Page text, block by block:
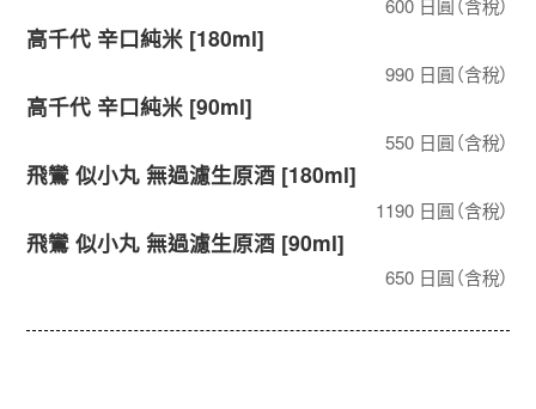
600 日圓（含稅）
高千代 辛口純米 [180ml]
990 日圓（含稅）
高千代 辛口純米 [90ml]
550 日圓（含稅）
飛鸞 似小丸 無過濾生原酒 [180ml]
1190 日圓（含稅）
飛鸞 似小丸 無過濾生原酒 [90ml]
650 日圓（含稅）